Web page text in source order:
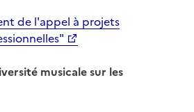
de l'appel à projets
musicale sur les